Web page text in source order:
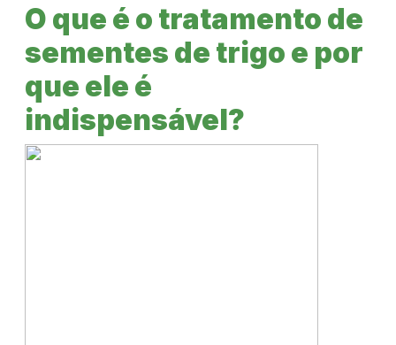
CULTIVOS
NOTÍCIAS
O que é o tratamento de
sementes de trigo e por
que ele é
indispensável?